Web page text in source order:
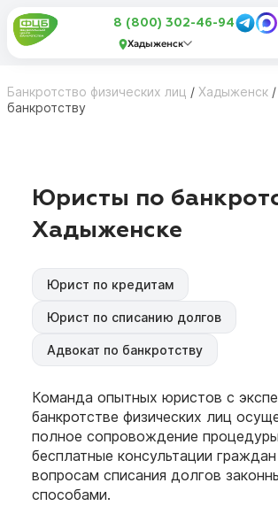
8 (800) 302-46-94
Хадыженск
Банкротство физических лиц / Хадыженск /
банкротству
Юристы по
Хадыженске
Юрист по кредитам
Юрист по списанию долгов
Адвокат по банкротству
Команда опытных юристов с
банкротстве физических лиц
полное сопровождение
бесплатные консультации
вопросам списания долгов
способами.